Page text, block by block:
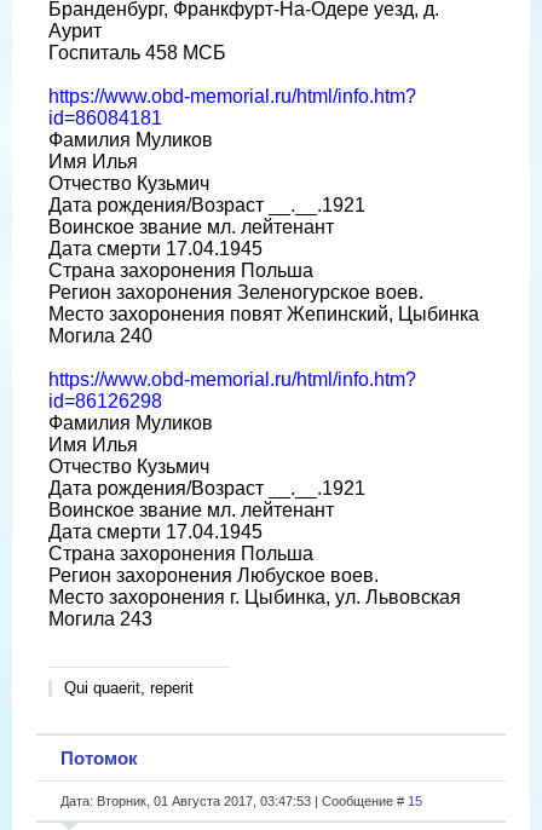
Бранденбург, Франкфурт-На-Одере уезд, д.
Аурит
Госпиталь 458 МСБ
https://www.obd-memorial.ru/html/info.htm?
id=86084181
Фамилия Муликов
Имя Илья
Отчество Кузьмич
Дата рождения/Возраст __.__.1921
Воинское звание мл. лейтенант
Дата смерти 17.04.1945
Страна захоронения Польша
Регион захоронения Зеленогурское воев.
Место захоронения повят Жепинский, Цыбинка
Могила 240
https://www.obd-memorial.ru/html/info.htm?
id=86126298
Фамилия Муликов
Имя Илья
Отчество Кузьмич
Дата рождения/Возраст __.__.1921
Воинское звание мл. лейтенант
Дата смерти 17.04.1945
Страна захоронения Польша
Регион захоронения Любуское воев.
Место захоронения г. Цыбинка, ул. Львовская
Могила 243
Qui quaerit, reperit
Потомок
Дата: Вторник, 01 Августа 2017, 03:47:53 | Сообщение # 15